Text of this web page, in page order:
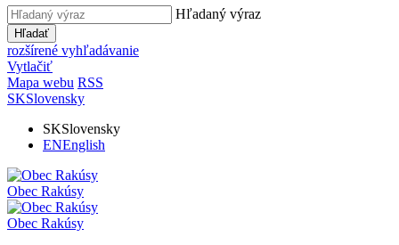
Hľadaný výraz
Hľadať
rozšírené vyhľadávanie
Vytlačiť
Mapa webu RSS
SKSlovensky
SKSlovensky
ENEnglish
Obec Rakúsy
Obec Rakúsy